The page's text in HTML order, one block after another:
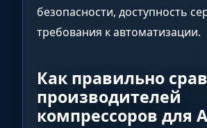
безопасности, доступность
требования к автоматизации.
Как правильно
производителей
компрессоров для